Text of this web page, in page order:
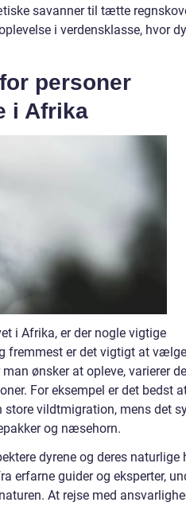
savanner til tætte
i verdensklasse, hvor
personer
i Afrika
i Afrika, er der nogle vigtige
fremmest er det vigtigt at
ønsker at opleve, varierer
For eksempel er det bedst
store vildtmigration, mens det
og næsehorn.
dyrene og deres naturlige
erfarne guider og eksperter,
At rejse med